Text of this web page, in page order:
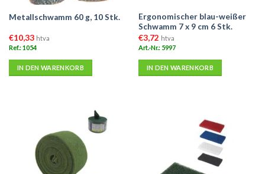
Metallschwamm 60 g, 10 Stk.
€10,33 htva
Ref.: 1054
IN DEN WARENKORB
Ergonomischer blau-weißer
Schwamm 7 x 9 cm 6 Stk.
€3,72 htva
Art.-Nr.: 5997
IN DEN WARENKORB